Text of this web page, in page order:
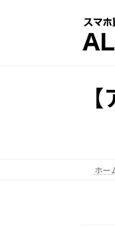
ホー